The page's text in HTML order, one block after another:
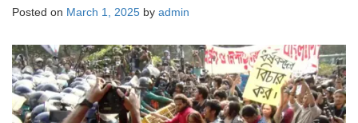
Posted on March 1, 2025 by admin